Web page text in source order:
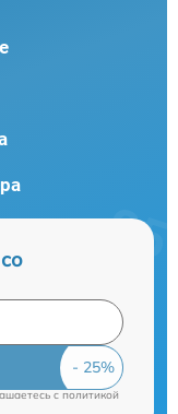
cполитикой